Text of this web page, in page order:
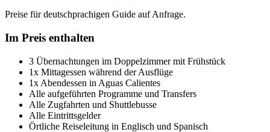
Preise für deutschprachigen Guide auf Anfrage.
Im Preis enthalten
3 Übernachtungen im Doppelzimmer mit Frühstück
1x Mittagessen während der Ausflüge
1x Abendessen in Aguas Calientes
Alle aufgeführten Programme und Transfers
Alle Zugfahrten und Shuttlebusse
Alle Eintrittsgelder
Örtliche Reiseleitung in Englisch und Spanisch